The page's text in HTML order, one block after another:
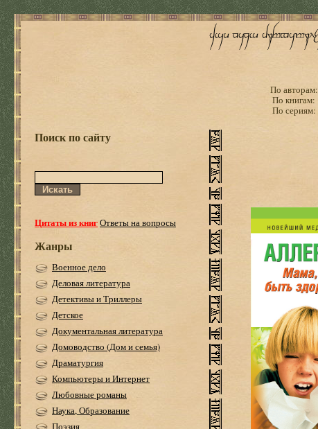
По авторам:
По книгам:
По сериям:
Поиск по сайту
Цитаты из книгОтветы на вопросы
Жанры
Военное дело
Деловая литература
Детективы и Триллеры
Детское
Документальная литература
Домоводство (Дом и семья)
Драматургия
Компьютеры и Интернет
Любовные романы
Наука, Образование
Поэзия